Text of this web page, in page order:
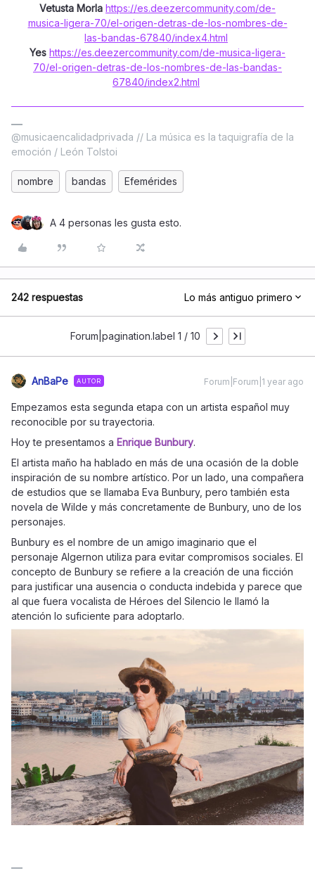
Vetusta Morla https://es.deezercommunity.com/de-
musica-ligera-70/el-origen-detras-de-los-nombres-de-
las-bandas-67840/index4.html
Yes https://es.deezercommunity.com/de-musica-ligera-
70/el-origen-detras-de-los-nombres-de-las-bandas-
67840/index2.html
@musicaencalidadprivada // La música es la taquigrafía de la
emoción / León Tolstoi
nombre bandas Efemérides
A 4 personas les gusta esto.
242 respuestas Lo más antiguo primero
Forum|pagination.label 1 / 10
AnBaPe AUTOR Forum|Forum|1 year ago
Empezamos esta segunda etapa con un artista español muy
reconocible por su trayectoria.
Hoy te presentamos a Enrique Bunbury.
El artista maño ha hablado en más de una ocasión de la doble
inspiración de su nombre artístico. Por un lado, una compañera
de estudios que se llamaba Eva Bunbury, pero también esta
novela de Wilde y más concretamente de Bunbury, uno de los
personajes.
Bunbury es el nombre de un amigo imaginario que el
personaje Algernon utiliza para evitar compromisos sociales. El
concepto de Bunbury se refiere a la creación de una ficción
para justificar una ausencia o conducta indebida y parece que
al que fuera vocalista de Héroes del Silencio le llamó la
atención lo suficiente para adoptarlo.